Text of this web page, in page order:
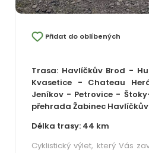
Přidat do oblíbených
Trasa: Havlíčkův Brod -
Kvasetice - Chateau
Jeníkov - Petrovice -
přehrada Žabinec
Délka trasy: 44 km
Cyklistický výlet, který Vás